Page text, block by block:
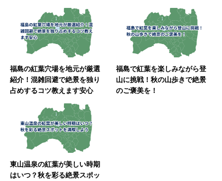
福島の紅葉穴場を地元が厳選
紹介！混雑回避で絶景を独り
占めするコツ教えます安心
福島で紅葉を楽しみながら登
山に挑戦！秋の山歩きで絶景
のご褒美を！
東山温泉の紅葉が美しい時期
はいつ？秋を彩る絶景スポッ